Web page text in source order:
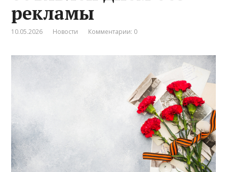
рекламы
10.05.2026 Новости Комментарии: 0